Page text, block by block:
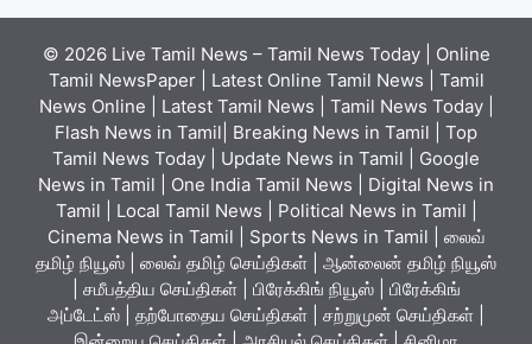
© 2026 Live Tamil News – Tamil News Today | Online
Tamil NewsPaper | Latest Online Tamil News | Tamil
News Online | Latest Tamil News | Tamil News Today |
Flash News in Tamil| Breaking News in Tamil | Top
Tamil News Today | Update News in Tamil | Google
News in Tamil | One India Tamil News | Digital News in
Tamil | Local Tamil News | Political News in Tamil |
Cinema News in Tamil | Sports News in Tamil | லைவ்
தமிழ் நியூஸ் | லைவ் தமிழ் செய்திகள் | ஆன்லைன் தமிழ் நியூஸ்
| சமீபத்திய செய்திகள் | பிரேக்கிங் நியூஸ் | பிரேக்கிங்
அப்டேட்ஸ் | தற்போதைய செய்திகள் | சற்றுமுன் செய்திகள் |